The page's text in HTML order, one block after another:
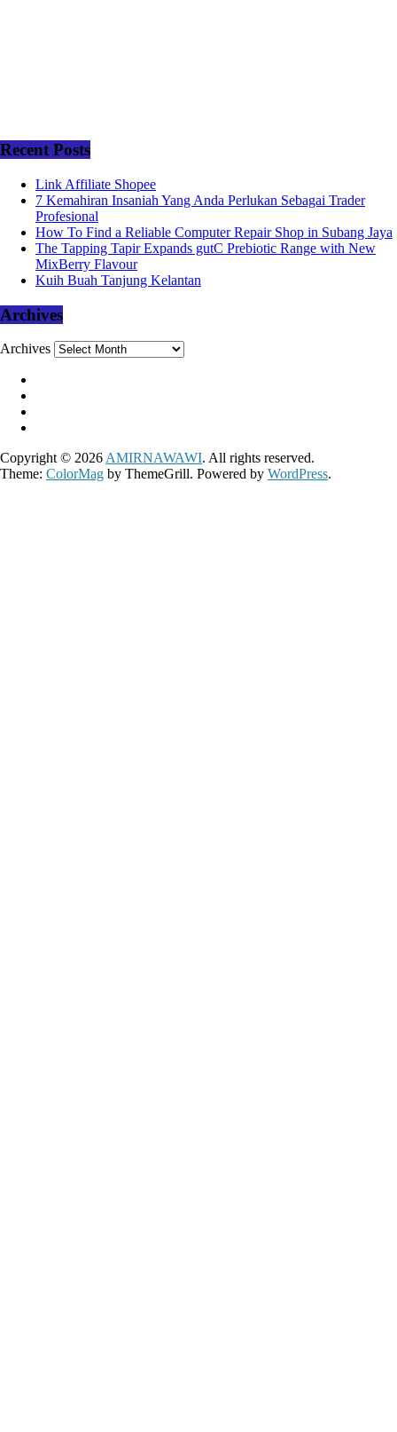
Recent Posts
Link Affiliate Shopee
7 Kemahiran Insaniah Yang Anda Perlukan Sebagai Trader
Profesional
How To Find a Reliable Computer Repair Shop in Subang Jaya
The Tapping Tapir Expands gutC Prebiotic Range with New
MixBerry Flavour
Kuih Buah Tanjung Kelantan
Archives
Archives
Copyright © 2026 AMIRNAWAWI. All rights reserved.
Theme: ColorMag by ThemeGrill. Powered by WordPress.